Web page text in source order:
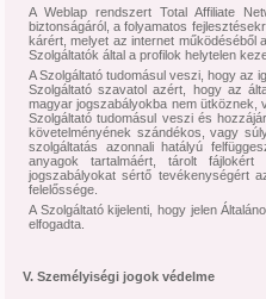
A Weblap rendszert Total Affiliate
biztonságáról, a folyamatos
kárért, melyet az internet működéséből
Szolgáltatók által a profilok helytelen
A Szolgáltató tudomásul veszi, hogy az
Szolgáltató szavatol azért, hogy az
magyar jogszabályokba nem ütköznek,
Szolgáltató tudomásul veszi és
követelményének szándékos, vagy
szolgáltatás azonnali hatályú
anyagok tartalmáért, tárolt
jogszabályokat sértő tevékenységért
felelőssége.
A Szolgáltató kijelenti, hogy jelen
elfogadta.
V. Személyiségi jogok védelme